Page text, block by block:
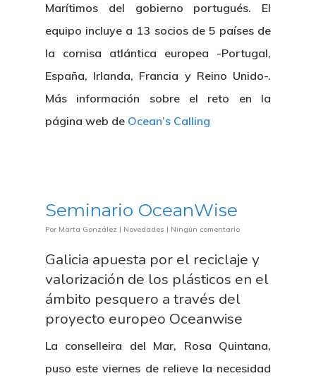
Marítimos del gobierno portugués. El
equipo incluye a 13 socios de 5 países de
la cornisa atlántica europea -Portugal,
España, Irlanda, Francia y Reino Unido-.
Más información sobre el reto en la
página web de Ocean’s Calling
Seminario OceanWise
Por Marta González | Novedades | Ningún comentario
Galicia apuesta por el reciclaje y
valorización de los plásticos en el
ámbito pesquero a través del
proyecto europeo Oceanwise
La conselleira del Mar, Rosa Quintana,
puso este viernes de relieve la necesidad